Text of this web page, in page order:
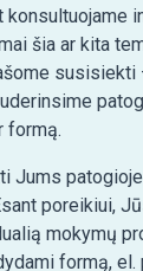
konsultuojame
šia ar kita
susisiekti
formą.
Jums
poreikiui,
mokymų
formą, el.